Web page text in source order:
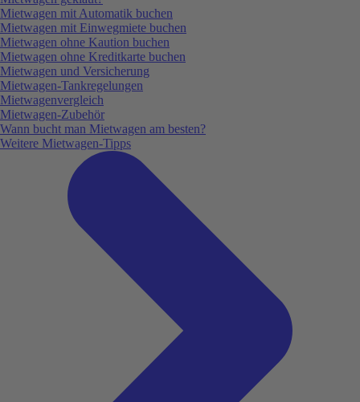
Mietwagen mit Automatik buchen
Mietwagen mit Einwegmiete buchen
Mietwagen ohne Kaution buchen
Mietwagen ohne Kreditkarte buchen
Mietwagen und Versicherung
Mietwagen-Tankregelungen
Mietwagenvergleich
Mietwagen-Zubehör
Wann bucht man Mietwagen am besten?
Weitere Mietwagen-Tipps